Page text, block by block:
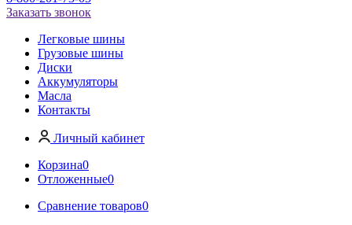
Заказать звонок
Легковые шины
Грузовые шины
Диски
Аккумуляторы
Масла
Контакты
Личный кабинет
Корзина0
Отложенные0
Сравнение товаров0